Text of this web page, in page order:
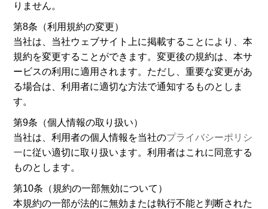
りません。
第8条（利用規約の変更）
当社は、当社ウェブサイト上に掲載することにより、本
規約を変更することができます。変更後の規約は、本サ
ービスの利用に適用されます。ただし、重要な変更があ
る場合は、利用者に適切な方法で通知するものとしま
す。
第9条（個人情報の取り扱い）
当社は、利用者の個人情報を当社のプライバシーポリシ
ーに従い適切に取り扱います。利用者はこれに同意する
ものとします。
第10条（規約の一部無効について）
本規約の一部が法的に無効または執行不能と判断された